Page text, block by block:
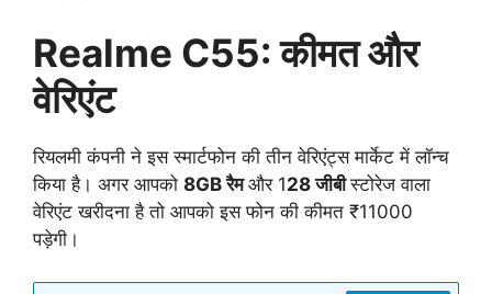
Realme C55: कीमत और
वेरिएंट
रियलमी कंपनी ने इस स्मार्टफोन की तीन वेरिएंट्स मार्केट में लॉन्च
किया है। अगर आपको 8GB रैमऔर 128 जीबीस्टोरेज वाला
वेरिएंट खरीदना है तो आपको इस फोन की कीमत ₹11000
पड़ेगी।